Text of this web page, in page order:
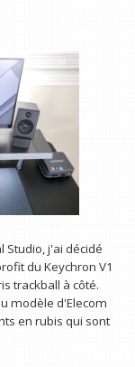
Studio, j'ai décidé
du Keychron V1
trackball à côté.
modèle d'Elecom
en rubis qui sont